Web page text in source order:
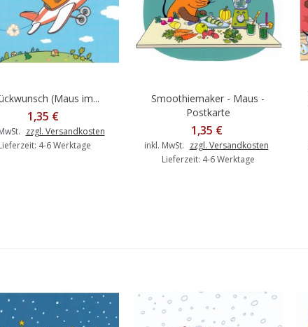
In den Warenkorb
(Maus im...
1,35 €
zzgl. Versandkosten
4-6 Werktage
In den Warenkorb
Smoothiemaker - Maus -
Postkarte
1,35 €
inkl. MwSt. zzgl. Versandkosten
Lieferzeit: 4-6 Werktage